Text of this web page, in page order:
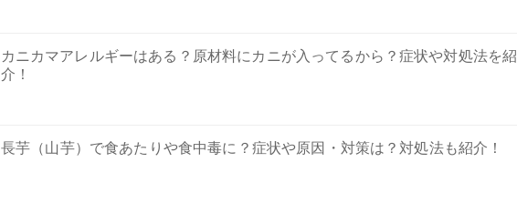
カニカマアレルギーはある？原材料にカニが入ってるから？症状や対処法を紹
介！
長芋（山芋）で食あたりや食中毒に？症状や原因・対策は？対処法も紹介！